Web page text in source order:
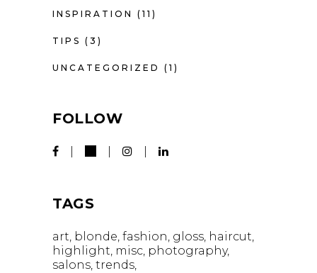
INSPIRATION (11)
TIPS (3)
UNCATEGORIZED (1)
FOLLOW
TAGS
art blonde fashion gloss haircut
highlight misc photography
salons trends